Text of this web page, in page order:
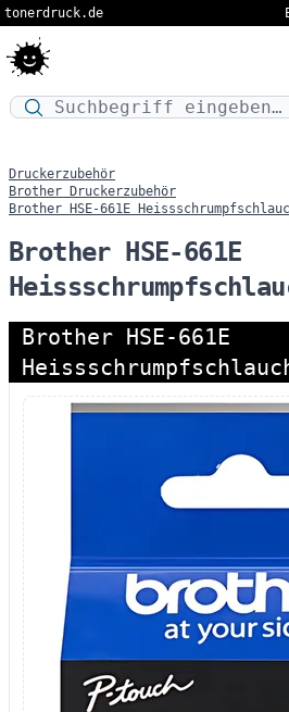
tonerdruck.de
Druckermodell oder Produktnamen
Druckerzubehör
Brother Druckerzubehör
Brother HSE-661E
Brother HSE-661E
Brother HSE-661E